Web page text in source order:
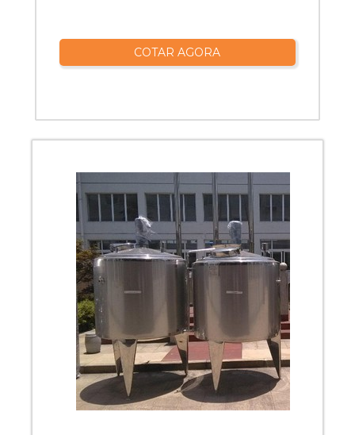
COTAR AGORA